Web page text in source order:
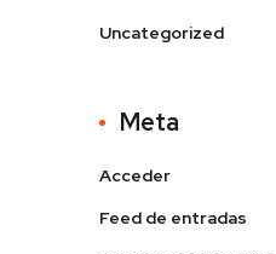
Uncategorized
Meta
Acceder
Feed de entradas